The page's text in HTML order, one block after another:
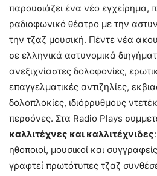
παρουσιάζει ένα νέο εγχείρημα,
ραδιοφωνικό θέατρο με την
την τζαζ μουσική. Πέντε νέα
σε ελληνικά αστυνομικά
ανεξιχνίαστες δολοφονίες,
επαγγελματικές αντιζηλίες,
δολοπλοκίες, ιδιόρρυθμους
περσόνες. Στα Radio Plays
καλλιτέχνες και καλλιτέχνιδες
ηθοποιοί, μουσικοί και
γραφτεί πρωτότυπες τζαζ